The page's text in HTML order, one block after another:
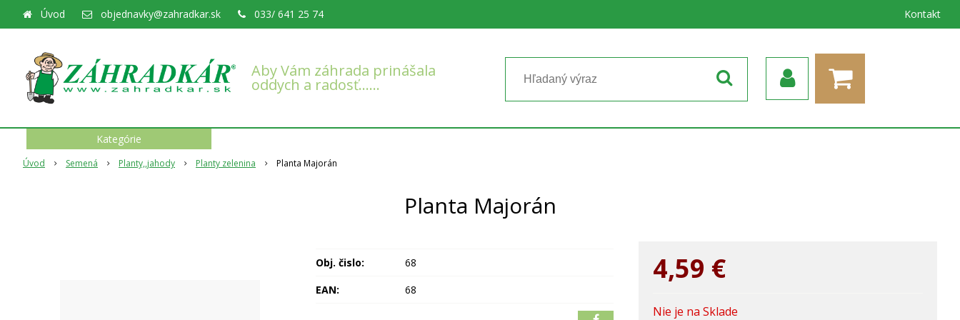
Aby Vám záhrada prinášala
oddych a radosť……
Úvod objednavky@zahradkar.sk 033/ 641 25 74 Kontakt
Úvod Semená Planty,,jahody Planty zelenina Planta Majorán
Planta Majorán
4,59 €
Nie je na Sklade
Obj. čislo:
68
EAN:
68
Kategórie